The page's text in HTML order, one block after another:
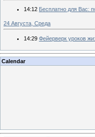
14:12 Бесплатно для Вас:
24 Августа, Среда
14:29 Фейерверк уроков
Calendar